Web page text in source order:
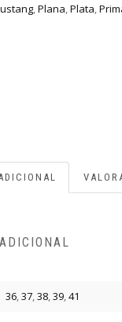
,Plana,Plata,
36,37,38,39,41